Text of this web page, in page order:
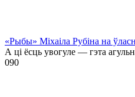
«Рыбы» Міхаіла Рубіна на
А ці ёсць увогуле — гэта
090